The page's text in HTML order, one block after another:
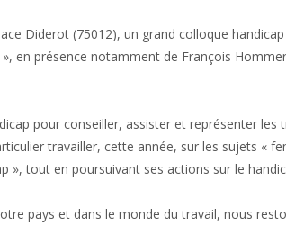
Diderot (75012), un grand colloque
», en présence notamment de François
pour conseiller, assister et représenter les
travailler, cette année, sur les sujets «
», tout en poursuivant ses actions sur le
pays et dans le monde du travail, nous